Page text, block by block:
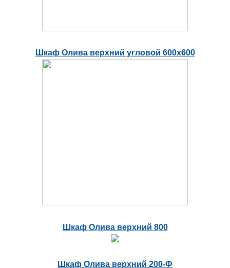
Шкаф Олива верхний угловой 600х600
Шкаф Олива верхний 800
Шкаф Олива верхний 200-Ф